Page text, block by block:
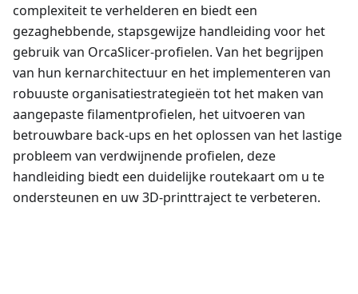
complexiteit te verhelderen en biedt een
gezaghebbende, stapsgewijze handleiding voor het
gebruik van OrcaSlicer-profielen. Van het begrijpen
van hun kernarchitectuur en het implementeren van
robuuste organisatiestrategieën tot het maken van
aangepaste filamentprofielen, het uitvoeren van
betrouwbare back-ups en het oplossen van het lastige
probleem van verdwijnende profielen, deze
handleiding biedt een duidelijke routekaart om u te
ondersteunen en uw 3D-printtraject te verbeteren.